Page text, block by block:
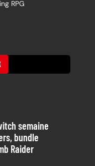
RPG
semaine
bundle
Raider